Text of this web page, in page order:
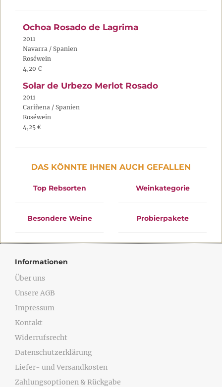
Ochoa Rosado de Lagrima
2011
Navarra / Spanien
Roséwein
4,20 €
Solar de Urbezo Merlot Rosado
2011
Cariñena / Spanien
Roséwein
4,25 €
DAS KÖNNTE IHNEN AUCH GEFALLEN
Top Rebsorten Weinkategorie
Besondere Weine Probierpakete
Informationen
Über uns
Unsere AGB
Impressum
Kontakt
Widerrufsrecht
Datenschutzerklärung
Liefer- und Versandkosten
Zahlungsoptionen & Rückgabe